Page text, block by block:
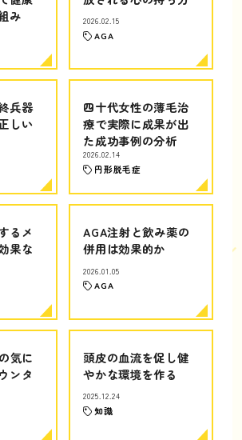
み
2026.02.15
AGA
兵器
しい
四十代女性の薄毛治
療で実際に成果が出
た成功事例の分析
2026.02.14
円形脱毛症
るメ
果な
AGA注射と飲み薬の
併用は効果的か
2026.01.05
AGA
気に
ンタ
頭皮の血流を促し健
やかな環境を作る
2025.12.24
知識